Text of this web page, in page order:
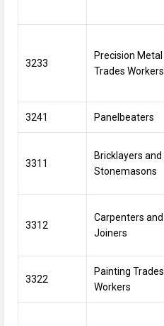
3233
Precision Metal
Trades Workers
3241 Panelbeaters
3311
Bricklayers and
Stonemasons
3312
Carpenters and
Joiners
3322
Painting Trades
Workers